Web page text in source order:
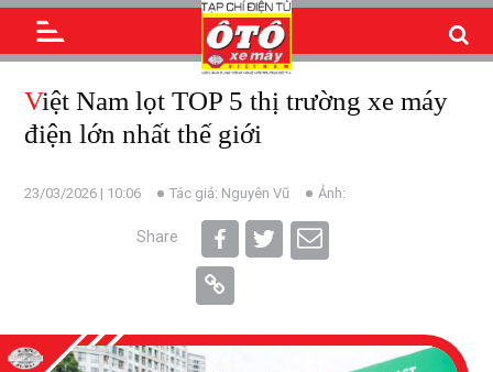
Việt Nam lọt TOP 5 thị trường xe máy
điện lớn nhất thế giới
23/03/2026 | 10:06 Tác giả: Nguyên Vũ Ảnh:
Share